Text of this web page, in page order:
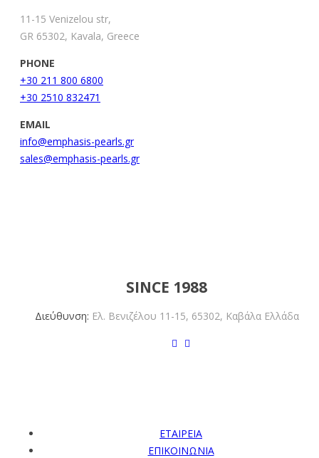
11-15 Venizelou str,
GR 65302, Kavala, Greece
PHONE
+30 211 800 6800
+30 2510 832471
EMAIL
info@emphasis-pearls.gr
sales@emphasis-pearls.gr
SINCE 1988
Διεύθυνση: Ελ. Βενιζέλου 11-15, 65302, Καβάλα Ελλάδα
ΕΤΑΙΡΕΙΑ
ΕΠΙΚΟΙΝΩΝΙΑ